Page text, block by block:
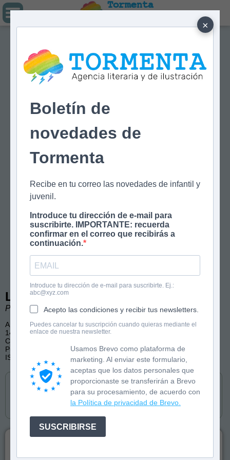
×
Boletín de
novedades de
Tormenta
Recibe en tu correo las novedades de infantil y
juvenil.
Introduce tu dirección de e-mail para
suscribirte. IMPORTANTE: recuerda
confirmar en el correo que recibirás a
continuación.
Introduce tu dirección de e-mail para suscribirte. Ej.:
abc@xyz.com
Acepto las condiciones y recibir tus newsletters.
Puedes cancelar tu suscripción cuando quieras mediante el
enlace de nuestra newsletter.
Usamos Brevo como plataforma de
marketing. Al enviar este formulario,
aceptas que los datos personales que
proporcionaste se transferirán a Brevo
para su procesamiento, de acuerdo con
la Política de privacidad de Brevo.
SUSCRIBIRSE
Tormenta
La culpa es de Stephen Hawking
Pol Ribes y Daniel Arguimbau. Ilustraciones de Kim Amate.
A partir de 8 años
144 páginas
Ciencia, Aventura
Publicado por Birabiro (castellano y catalán)
ISBN: 9788412574395
Cómpralo en
Sin saber muy bien cómo, Marcos se ve obligado a
Lo que podría ser un martirio se convierte en una